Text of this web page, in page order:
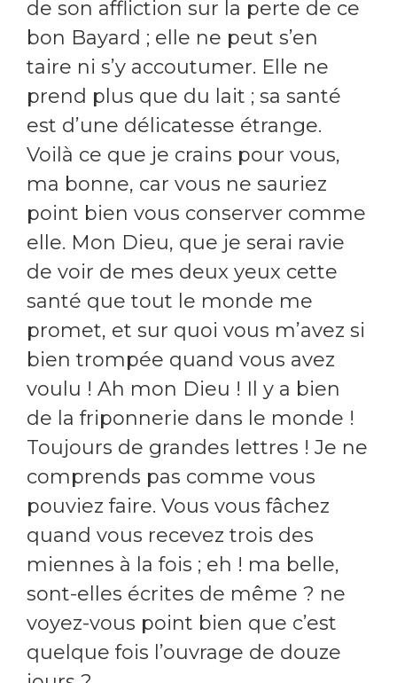
de son affliction sur la perte de ce
bon Bayard ; elle ne peut s’en
taire ni s’y accoutumer. Elle ne
prend plus que du lait ; sa santé
est d’une délicatesse étrange.
Voilà ce que je crains pour vous,
ma bonne, car vous ne sauriez
point bien vous conserver comme
elle. Mon Dieu, que je serai ravie
de voir de mes deux yeux cette
santé que tout le monde me
promet, et sur quoi vous m’avez si
bien trompée quand vous avez
voulu ! Ah mon Dieu ! Il y a bien
de la friponnerie dans le monde !
Toujours de grandes lettres ! Je ne
comprends pas comme vous
pouviez faire. Vous vous fâchez
quand vous recevez trois des
miennes à la fois ; eh ! ma belle,
sont-elles écrites de même ? ne
voyez-vous point bien que c’est
quelque fois l’ouvrage de douze